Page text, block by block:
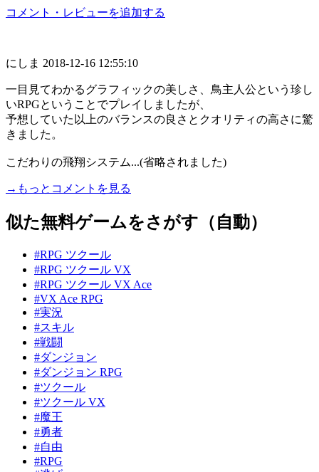
コメント・レビューを追加する
にしま 2018-12-16 12:55:10
一目見てわかるグラフィックの美しさ、鳥主人公という珍し
いRPGということでプレイしましたが、
予想していた以上のバランスの良さとクオリティの高さに驚
きました。
こだわりの飛翔システム...(省略されました)
→もっとコメントを見る
似た無料ゲームをさがす（自動）
#RPG ツクール
#RPG ツクール VX
#RPG ツクール VX Ace
#VX Ace RPG
#実況
#スキル
#戦闘
#ダンジョン
#ダンジョン RPG
#ツクール
#ツクール VX
#魔王
#勇者
#自由
#RPG